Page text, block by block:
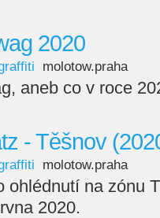
2020
molotow.praha
aneb co v roce
- Těšnov
molotow.praha
ohlédnutí na zónu
2020.